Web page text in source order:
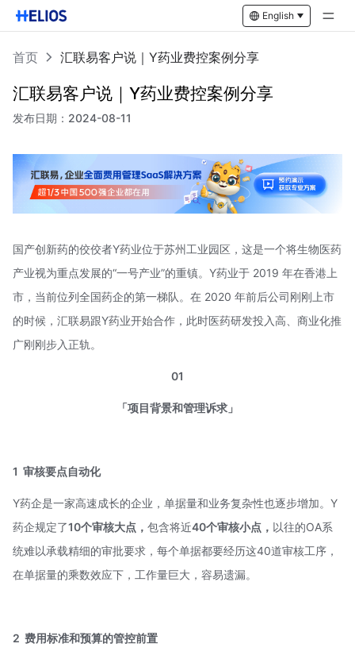
English
首页 汇联易客户说｜Y药业费控案例分享
汇联易客户说｜Y药业费控案例分享
发布日期： 2024-08-11
国产创新药的佼佼者Y药业位于苏州工业园区，这是一个将生物医药
产业视为重点发展的“一号产业”的重镇。Y药业于 2019 年在香港上
市，当前位列全国药企的第一梯队。在 2020 年前后公司刚刚上市
的时候，汇联易跟Y药业开始合作，此时医药研发投入高、商业化推
广刚刚步入正轨。
01
「项目背景和管理诉求」
1 审核要点自动化
Y药企是一家高速成长的企业，单据量和业务复杂性也逐步增加。Y
药企规定了10个审核大点， 包含将近40个审核小点， 以往的OA系
统难以承载精细的审批要求，每个单据都要经历这40道审核工序，
在单据量的乘数效应下，工作量巨大，容易遗漏。
2 费用标准和预算的管控前置